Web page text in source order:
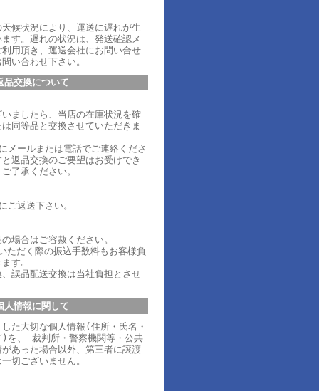
候状況により、運送に遅れが生
す。遅れの状況は、発送確認メ
用頂き、運送会社にお問い合せ
い合わせ下さい。
品交換について
ましたら、当店の在庫状況を確
同等品と交換させていただきま
メールまたは電話でご連絡くださ
返品交換のご要望はお受けでき
了承ください。
ご返送下さい。
場合はご容赦ください。
ただく際の振込手数料もお客様負
す｡
誤品配送交換は当社負担とさせ
人情報に関して
た大切な個人情報(住所・氏名・
)を、 裁判所・警察機関等・公共
あった場合以外、第三者に譲渡
切ございません。